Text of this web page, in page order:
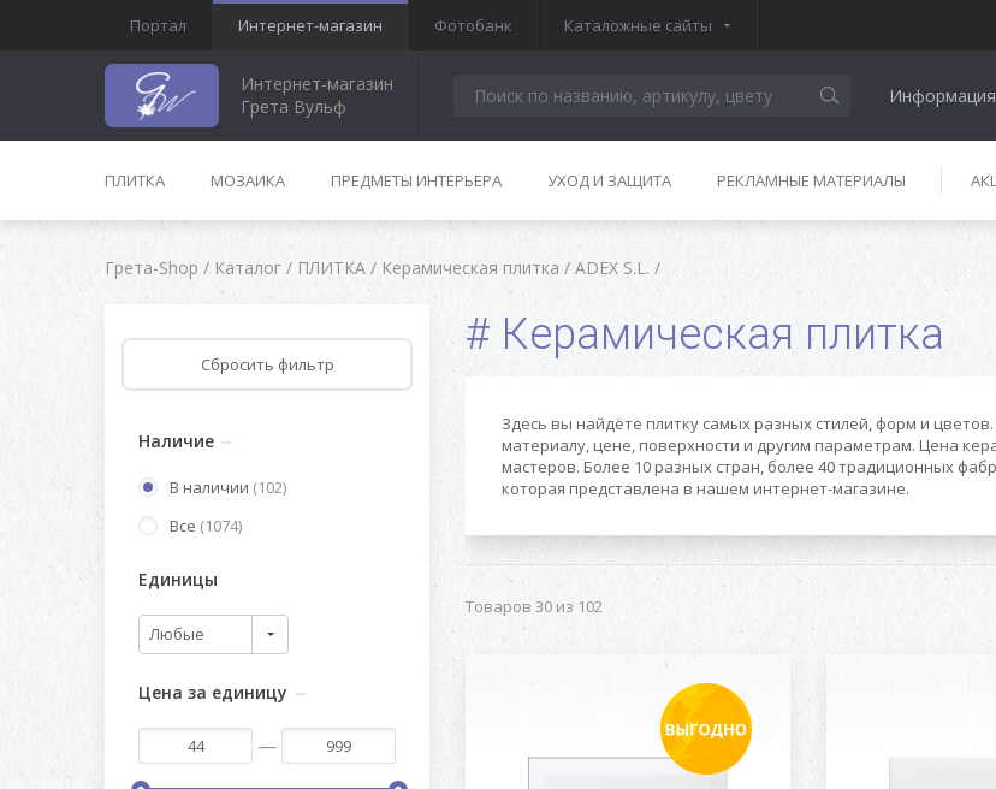
Портал Интернет-магазин Фотобанк Каталожные сайты
Интернет-магазин
Грета Вульф
Информация
ПЛИТКА МОЗАИКА ПРЕДМЕТЫ ИНТЕРЬЕРА УХОД И ЗАЩИТА РЕКЛАМНЫЕ МАТЕРИАЛЫ
Грета-Shop / Каталог / ПЛИТКА / Керамическая плитка / ADEX S.L. /
Наличие
В наличии (102)
Все (1074)
Единицы
Любые
Цена за единицу
—
Керамическая плитка
Здесь вы найдёте плитку самых разных стилей, форм и
материалу, цене, поверхности и другим параметрам. Цена
мастеров. Более 10 разных стран, более 40 традиционных
которая представлена в нашем интернет-магазине.
Товаров 30 из 102